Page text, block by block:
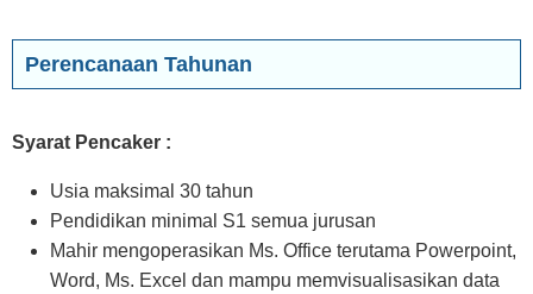
Perencanaan Tahunan
Syarat Pencaker :
Usia maksimal 30 tahun
Pendidikan minimal S1 semua jurusan
Mahir mengoperasikan Ms. Office terutama Powerpoint,
Word, Ms. Excel dan mampu memvisualisasikan data